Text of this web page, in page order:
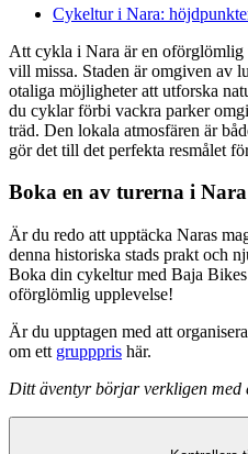
Cykeltur i Nara:
Att cykla i Nara är en
vill missa. Staden är omgiven av
otaliga möjligheter att utforska
du cyklar förbi vackra parker
träd. Den lokala atmosfären är
gör det till det perfekta resmålet
Boka en av turerna i
Är du redo att upptäcka Naras
denna historiska stads prakt och
Boka din cykeltur med Baja
oförglömlig upplevelse!
Är du upptagen med att
om ett grupppris här.
Ditt äventyr börjar verkligen